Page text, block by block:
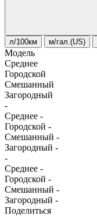
л/100км м/гал.(US)
Модель
Среднее
Городской
Смешанный
Загородный
-
Среднее -
Городской -
Смешанный -
Загородный -
-
Среднее -
Городской -
Смешанный -
Загородный -
Поделиться